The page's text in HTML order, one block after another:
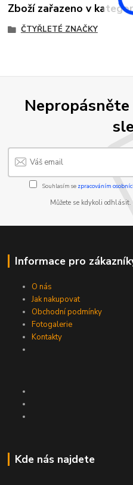
Zboží zařazeno v
ČTYŘLETÉ ZNAČKY
Nepropásněte
Souhlasím se zpracováním
Můžete se kdykoli
Informace pro
O nás
Jak nakupovat
Obchodní podmínky
Fotogalerie
Kontakty
Kde nás najdete